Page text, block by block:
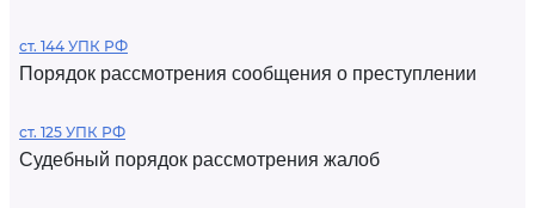
ст. 144 УПК РФ
Порядок рассмотрения сообщения о преступлении
ст. 125 УПК РФ
Судебный порядок рассмотрения жалоб